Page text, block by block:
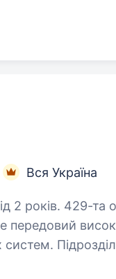
Вся Україна
бригада
передовий